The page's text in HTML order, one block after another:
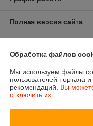
Полная версия сайта
Обработка файлов
Мы используем файлы
пользователей портала
рекомендаций. Вы
отключить их.